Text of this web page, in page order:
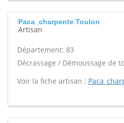
Paca_charpente Toulon
Artisan
Département: 83
Décrassage / Démoussage de
Voir la fiche artisan :